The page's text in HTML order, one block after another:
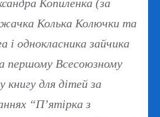
Копиленка (за
Колька Колючки та
і однокласника зайчика
першому Всесоюзному
книгу для дітей за
“П’ятірка з